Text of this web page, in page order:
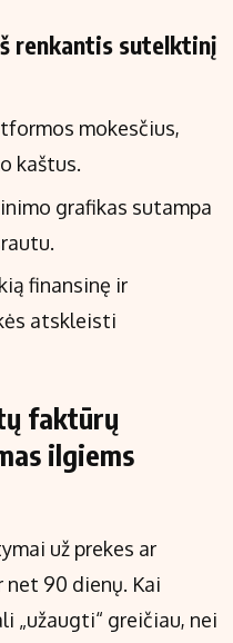
renkantis sutelktinį
mokesčius,
kaštus.
grafikas sutampa
finansinę ir
atskleisti
faktūrų
ilgiems
už prekes ar
net 90 dienų. Kai
„užaugti“ greičiau, nei